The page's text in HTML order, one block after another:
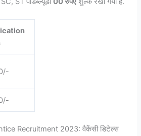
Recruitment 2023: वैकेंसी डिटेल्स